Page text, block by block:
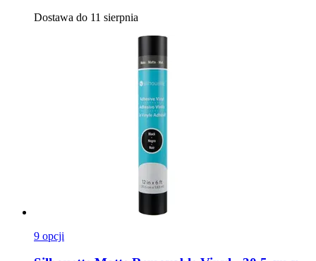
Dostawa do 11 sierpnia
9 opcji